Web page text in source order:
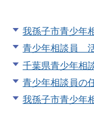
我孫子市青少年
青少年相談員
千葉県青少年相
青少年相談員の
我孫子市青少年